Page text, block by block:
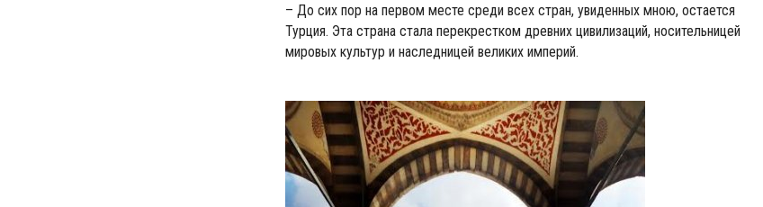
– До сих пор на первом месте среди всех стран, увиденных мною, остается
Турция. Эта страна стала перекрестком древних цивилизаций, носительницей
мировых культур и наследницей великих империй.